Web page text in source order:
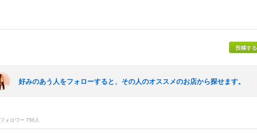
投稿する
好みのあう人をフォローすると、その人のオススメのお店から探せます。
フォロワー 750人